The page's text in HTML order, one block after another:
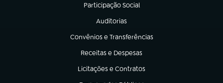
Participação Social
(abre em nova aba)
Auditorias
(abre em nova aba)
Convênios e Transferências
(abre em nova aba)
Receitas e Despesas
(abre em nova aba)
Licitações e Contratos
(abre em nova aba)